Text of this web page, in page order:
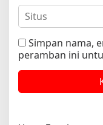
Simpan nama,
peramban ini